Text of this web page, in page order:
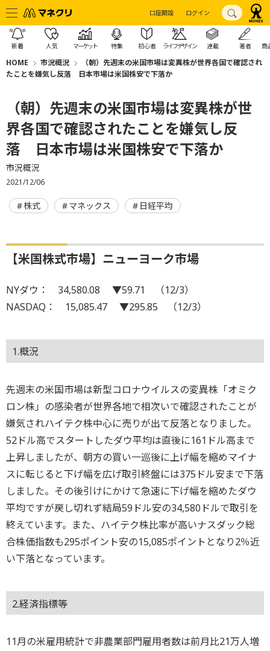
口座開設 ログイン
新着 人気 マーケット 特集 初心者 ライフデザイン 連載 著者 商
HOME 市況概況
（朝）先週末の米国市場は変異株が世界各国で確認され
たことを嫌気し反落 日本市場は米国株安で下落か
（朝）先週末の米国市場は変異株が世
界各国で確認されたことを嫌気し反
落 日本市場は米国株安で下落か
市況概況
2021/12/06
株式 マネックス 日経平均
【米国株式市場】ニューヨーク市場
NYダウ： 34,580.08 ▼59.71 （12/3）
NASDAQ： 15,085.47 ▼295.85 （12/3）
1.概況
先週末の米国市場は新型コロナウイルスの変異株「オミク
ロン株」の感染者が世界各地で相次いで確認されたことが
嫌気されハイテク株中心に売りが出て反落となりました。
52ドル高でスタートしたダウ平均は直後に161ドル高まで
上昇しましたが、朝方の買い一巡後に上げ幅を縮めマイナ
スに転じると下げ幅を広げ取引終盤には375ドル安まで下落
しました。その後引けにかけて急速に下げ幅を縮めたダウ
平均ですが戻し切れず結局59ドル安の34,580ドルで取引を
終えています。また、ハイテク株比率が高いナスダック総
合株価指数も295ポイント安の15,085ポイントとなり2％近
い下落となっています。
2.経済指標等
11月の米雇用統計で非農業部門雇用者数は前月比21万人増